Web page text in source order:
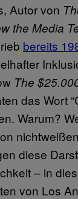
Autor von
the Media
bereits
The
das Wort
Warum?
diese
– in
von Los